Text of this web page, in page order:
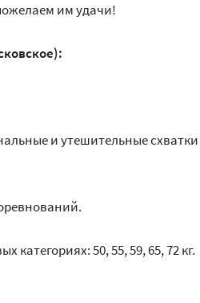
им удачи!
и утешительные схватки
категориях: 50, 55, 59, 65, 72 кг.